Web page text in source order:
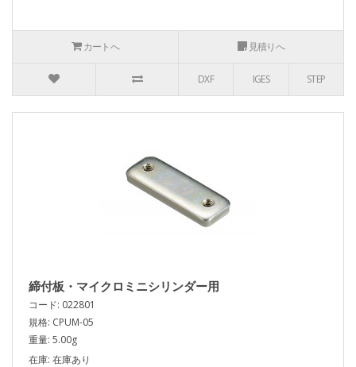
カートへ 見積りへ
DXF IGES STEP
締付板・マイクロミニシリンダー用
コード: 022801
規格: CPUM-05
重量: 5.00g
在庫: 在庫あり